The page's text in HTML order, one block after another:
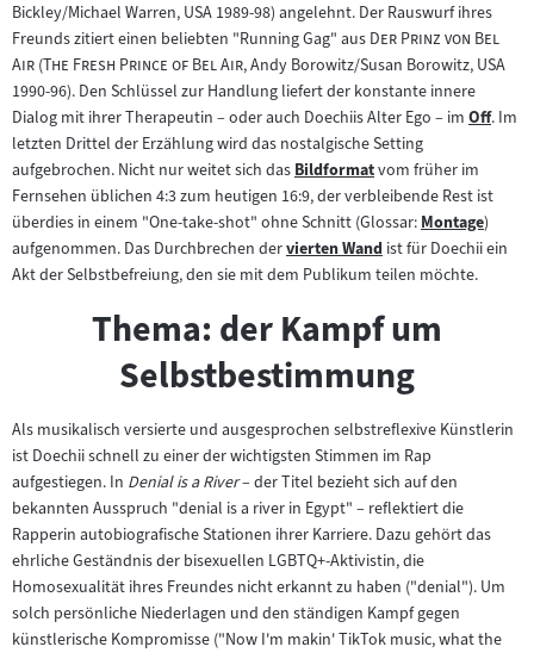
Bickley/Michael Warren, USA 1989-98) angelehnt. Der Rauswurf ihres
Freunds zitiert einen beliebten "Running Gag" aus "Der Prinz von Bel
Air"("The Fresh Prince of Bel Air", Andy Borowitz/Susan Borowitz, USA
1990-96). Den Schlüssel zur Handlung liefert der konstante innere
Dialog mit ihrer Therapeutin – oder auch Doechiis Alter Ego – im Zum
Off. Im
letzten Drittel der Erzählung wird das nostalgische Setting
aufgebrochen. Nicht nur weitet sich dasZum
Inhalt:
Bildformatvom früher im
Fernsehen üblichen 4:3 zum heutigen 16:9, der verbleibende Rest ist
überdies in einem "One-take-shot" ohne Schnitt (Glossar:Zum
Inhalt:
Montage)
aufgenommen. Das Durchbrechen derZum
Inhalt:
vierten Wand ist für Doechii ein
Akt der Selbstbefreiung, den sie mit dem Publikum teilen möchte.
Thema: der Kampf um
Selbstbestimmung
Als musikalisch versierte und ausgesprochen selbstreflexive Künstlerin
ist Doechii schnell zu einer der wichtigsten Stimmen im Rap
aufgestiegen. In Denial is a River– der Titel bezieht sich auf den
bekannten Ausspruch "denial is a river in Egypt" – reflektiert die
Rapperin autobiografische Stationen ihrer Karriere. Dazu gehört das
ehrliche Geständnis der bisexuellen LGBTQ+-Aktivistin, die
Homosexualität ihres Freundes nicht erkannt zu haben ("denial"). Um
solch persönliche Niederlagen und den ständigen Kampf gegen
künstlerische Kompromisse ("Now I'm makin' TikTok music, what the